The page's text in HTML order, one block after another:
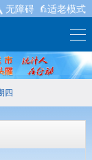
无障碍 适老模式
四